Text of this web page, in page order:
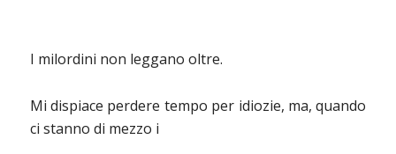
I milordini non leggano oltre.
Mi dispiace perdere tempo per idiozie, ma, quando
ci stanno di mezzo i